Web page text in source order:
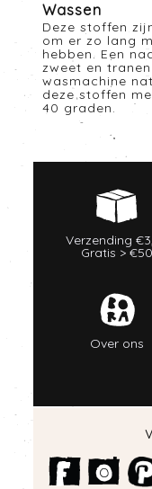
Wassen
Deze stoffen
om er zo lang
hebben. Een
zweet en
wasmachine
deze stoffen
40 graden.
Verzending
Gratis > €50
Over ons